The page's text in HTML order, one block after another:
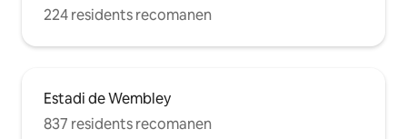
224 residents recomanen
Estadi de Wembley
837 residents recomanen